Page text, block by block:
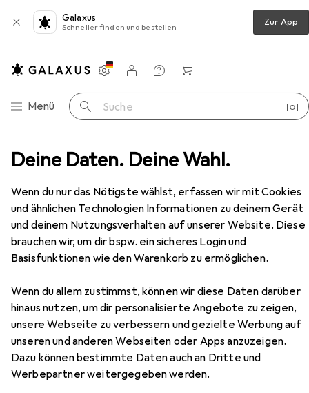
Deine Daten. Deine Wahl.
Wenn du nur das Nötigste wählst, erfassen wir mit Cookies
und ähnlichen Technologien Informationen zu deinem Gerät
und deinem Nutzungsverhalten auf unserer Website. Diese
brauchen wir, um dir bspw. ein sicheres Login und
Basisfunktionen wie den Warenkorb zu ermöglichen.
Wenn du allem zustimmst, können wir diese Daten darüber
hinaus nutzen, um dir personalisierte Angebote zu zeigen,
unsere Webseite zu verbessern und gezielte Werbung auf
unseren und anderen Webseiten oder Apps anzuzeigen.
Dazu können bestimmte Daten auch an Dritte und
Werbepartner weitergegeben werden.
Galaxus
Schneller finden und bestellen Zur App
Navigation nach Kategorien
Menü Suche
Einstellungen
Kundenkonto
Vergleichslisten
Merklisten
Warenkorb
Sattel + Zubehör Velosattel XLC SA-T15
EUR
19,86
XLCSA-T15
Hier findest du passendes Zubehör zum Produkt XLC SA-
T15 aus den Kategorien Velotasche und Velosattel
Zubehör.